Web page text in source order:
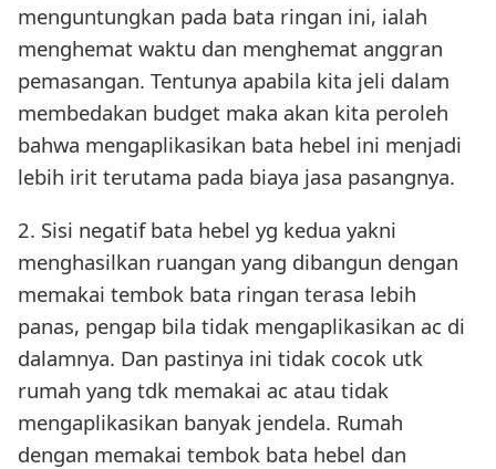
menguntungkan pada bata ringan ini, ialah
menghemat waktu dan menghemat anggran
pemasangan. Tentunya apabila kita jeli dalam
membedakan budget maka akan kita peroleh
bahwa mengaplikasikan bata hebel ini menjadi
lebih irit terutama pada biaya jasa pasangnya.
2. Sisi negatif bata hebel yg kedua yakni
menghasilkan ruangan yang dibangun dengan
memakai tembok bata ringan terasa lebih
panas, pengap bila tidak mengaplikasikan ac di
dalamnya. Dan pastinya ini tidak cocok utk
rumah yang tdk memakai ac atau tidak
mengaplikasikan banyak jendela. Rumah
dengan memakai tembok bata hebel dan